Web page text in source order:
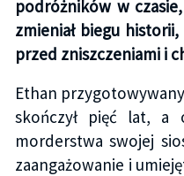
podróżników w
zmieniał biegu
przed zniszczeniami i
Ethan
skończył pięć lat, a
morderstwa swojej
zaangażowanie i